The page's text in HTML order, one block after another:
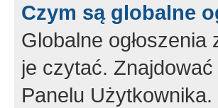
Czym są globalne
Globalne
je czytać.
Panelu